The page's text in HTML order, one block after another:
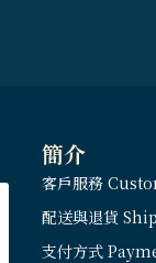
簡介
客戶服務
配送與退貨
支付方式